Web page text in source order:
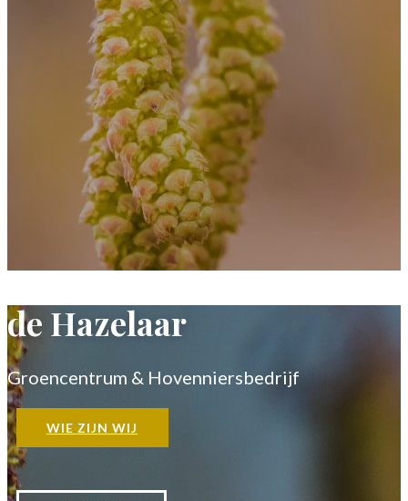
de Hazelaar
Groencentrum & Hovenniersbedrijf
WIE ZIJN WIJ